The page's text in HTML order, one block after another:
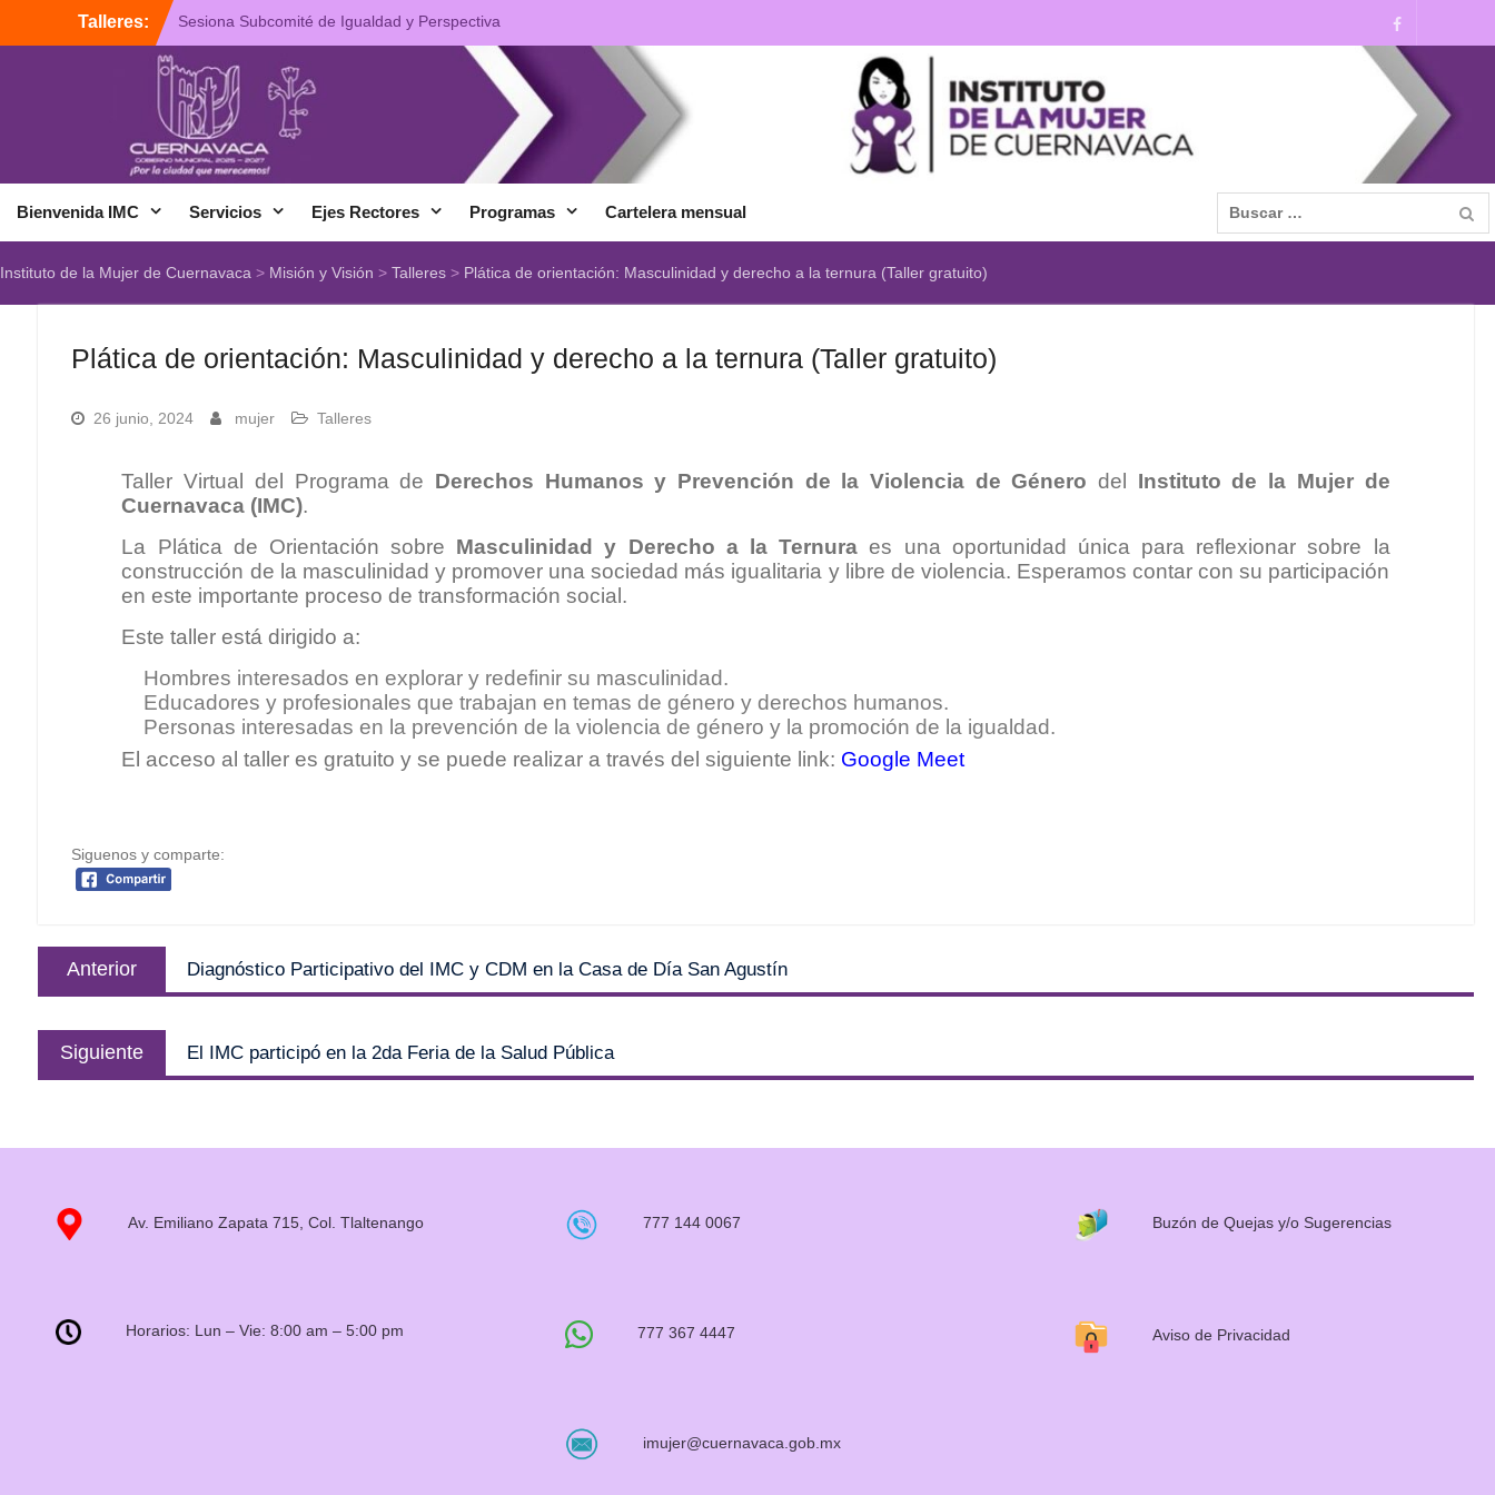
Talleres:
Sesiona Subcomité de Igualdad y Perspectiva
de Género del Ayuntamiento de Cuernavaca
Plática de Prevención de la Violencia de
Género
Presentan “Busqueda y Reconciliación”,
Tercera Antología del IMC
Bienvenida IMC Servicios Ejes Rectores Programas Cartelera mensual
Instituto de la Mujer de Cuernavaca > Misión y Visión > Talleres > Plática de orientación: Masculinidad y derecho a la ternura (Taller gratuito)
Plática de orientación: Masculinidad y derecho a la ternura (Taller gratuito)
26 junio, 2024 mujer Talleres
Taller Virtual del Programa de Derechos Humanos y Prevención de la Violencia de Género del Instituto de la Mujer de
Cuernavaca (IMC).
La Plática de Orientación sobre Masculinidad y Derecho a la Ternura es una oportunidad única para reflexionar sobre la
construcción de la masculinidad y promover una sociedad más igualitaria y libre de violencia. Esperamos contar con su participación
en este importante proceso de transformación social.
Este taller está dirigido a:
Hombres interesados en explorar y redefinir su masculinidad.
Educadores y profesionales que trabajan en temas de género y derechos humanos.
Personas interesadas en la prevención de la violencia de género y la promoción de la igualdad.
El acceso al taller es gratuito y se puede realizar a través del siguiente link: Google Meet
Siguenos y comparte:
Anterior Diagnóstico Participativo del IMC y CDM en la Casa de Día San Agustín
Siguiente El IMC participó en la 2da Feria de la Salud Pública
Av. Emiliano Zapata 715, Col. Tlaltenango
Horarios: Lun – Vie: 8:00 am – 5:00 pm
777 144 0067
777 367 4447
imujer@cuernavaca.gob.mx
Buzón de Quejas y/o Sugerencias
Aviso de Privacidad